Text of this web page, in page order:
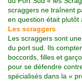
scraggers ne traînent
en question était plutôt
Les scraggers
Les scraggers sont
du port sud. Ils
boccords, filles et
pour se défendre
spécialisés dans la «